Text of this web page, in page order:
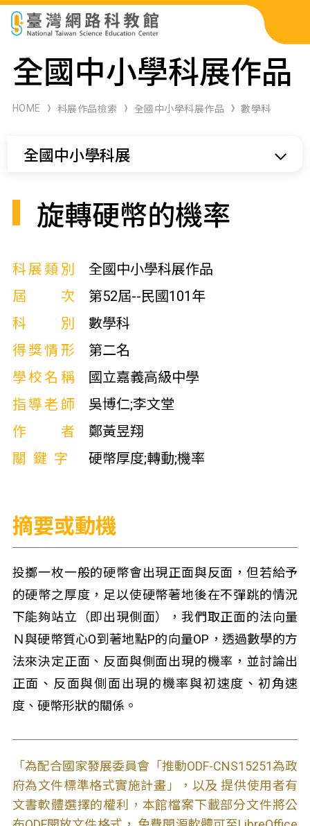
科展作品檢索
科學研習月刊
全國中小學科展作品
HOME 科展作品檢索 全國中小學科展作品 數學科
全國中小學科展
旋轉硬幣的機率
科展類別
全國中小學科展作品
屆次
第52屆--民國101年
科別
數學科
得獎情形
第二名
學校名稱
國立嘉義高級中學
指導老師
吳博仁;李文堂
作者
鄭黃昱翔
關鍵字
硬幣厚度;轉動;機率
摘要或動機
投擲一枚一般的硬幣會出現正面與反面，但若給予
的硬幣之厚度，足以使硬幣著地後在不彈跳的情況
下能夠站立（即出現側面），我們取正面的法向量
Ｎ與硬幣質心O到著地點P的向量OP，透過數學的方
法來決定正面、反面與側面出現的機率，並討論出
正面、反面與側面出現的機率與初速度、初角速
度、硬幣形狀的關係。
「為配合國家發展委員會「推動ODF-CNS15251為政
府為文件標準格式實施計畫」，以及 提供使用者有
文書軟體選擇的權利，本館檔案下載部分文件將公